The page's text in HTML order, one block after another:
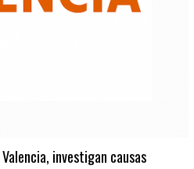
investigan causas